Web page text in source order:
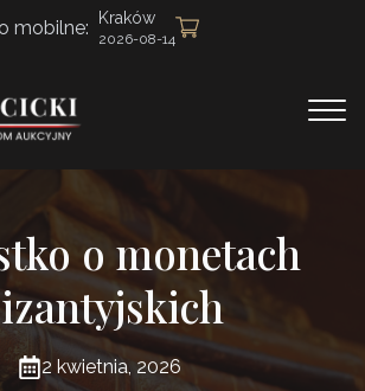
mobilne: Kraków
2026-08-14
o monetach
2 kwietnia, 2026